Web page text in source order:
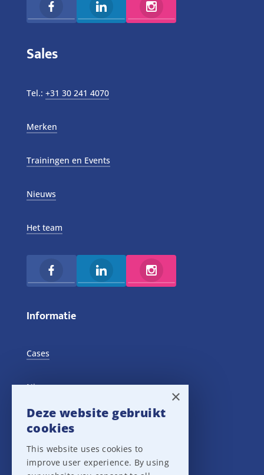
Sales
Tel.: +31 30 241 4070
Merken
Trainingen en Events
Nieuws
Het team
Informatie
Cases
Nieuws
Training Events
Privacy verklaring
×
Deze website gebruikt
cookies
This website uses cookies to
improve user experience. By using